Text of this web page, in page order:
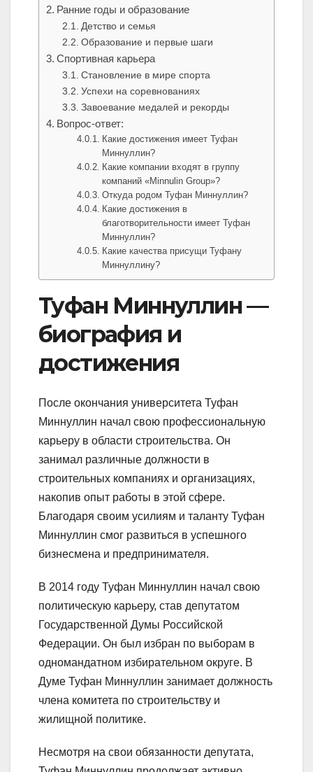
Ранние годы и образование
Детство и семья
Образование и первые шаги
Спортивная карьера
Становление в мире спорта
Успехи на соревнованиях
Завоевание медалей и рекорды
Вопрос-ответ:
Какие достижения имеет Туфан
Миннуллин?
Какие компании входят в группу
компаний «Minnulin Group»?
Откуда родом Туфан Миннуллин?
Какие достижения в
благотворительности имеет Туфан
Миннуллин?
Какие качества присущи Туфану
Миннуллину?
Туфан Миннуллин —
биография и
достижения
После окончания университета Туфан
Миннуллин начал свою профессиональную
карьеру в области строительства. Он
занимал различные должности в
строительных компаниях и организациях,
накопив опыт работы в этой сфере.
Благодаря своим усилиям и таланту Туфан
Миннуллин смог развиться в успешного
бизнесмена и предпринимателя.
В 2014 году Туфан Миннуллин начал свою
политическую карьеру, став депутатом
Государственной Думы Российской
Федерации. Он был избран по выборам в
одномандатном избирательном округе. В
Думе Туфан Миннуллин занимает должность
члена комитета по строительству и
жилищной политике.
Несмотря на свои обязанности депутата,